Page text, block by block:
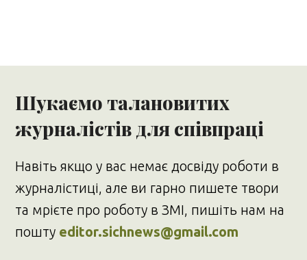
Шукаємо талановитих
журналістів для співпраці
Навіть якщо у вас немає досвіду роботи в
журналістиці, але ви гарно пишете твори
та мрієте про роботу в ЗМІ, пишіть нам на
пошту editor.sichnews@gmail.com